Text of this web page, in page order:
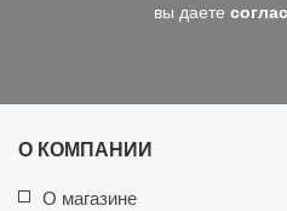
вы даете
О КОМПАНИИ
О магазине